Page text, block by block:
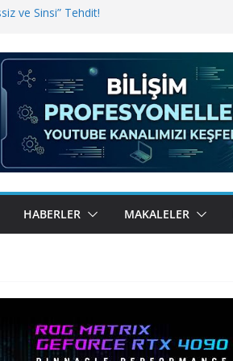
ve Sinsi” Tehdit!
Bugün BulutTahsilat’ta
Kemal Oral Tüm Sorularımızı
HABERLER MAKALELER